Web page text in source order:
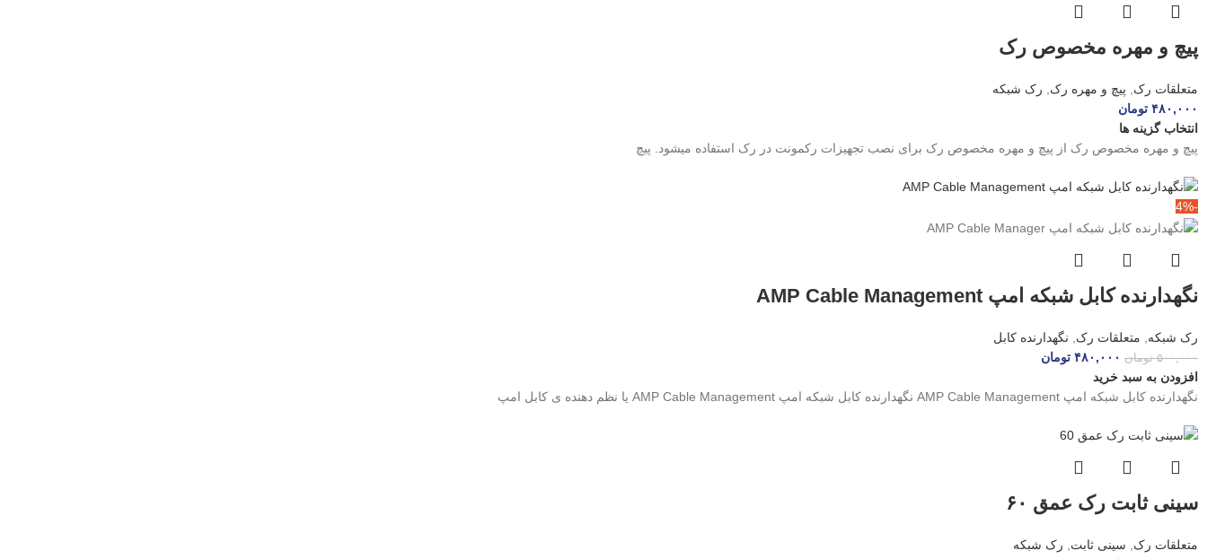
پیچ و مهره مخصوص رک
متعلقات رک پیچ و مهره رک
رک شبکه
۴۸۰,۰۰۰ تومان
انتخاب گزینه ها
پیچ و مهره مخصوص رک از پیچ و مهره مخصوص رک برای نصب تجهیزات رکمونت در رک استفاده میشود. پیچ
-4%
نگهدارنده کابل شبکه امپ AMP Cable Management
رک شبکه متعلقات رک نگهدارنده کابل
۵۰۰,۰۰۰ تومان ۴۸۰,۰۰۰ تومان
افزودن به سبد خرید
نگهدارنده کابل شبکه امپ AMP Cable Management نگهدارنده کابل شبکه امپ AMP Cable Management یا نظم دهنده ی کابل امپ
سینی ثابت رک عمق ۶۰
متعلقات رک سینی ثابت
رک شبکه